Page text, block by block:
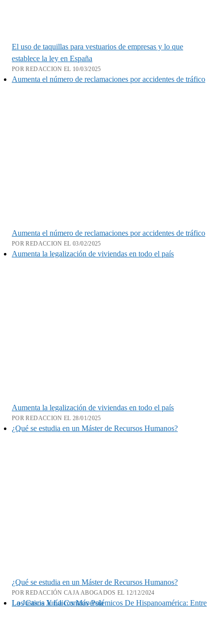
El uso de taquillas para vestuarios de empresas y lo que
establece la ley en España
POR REDACCION EL 10/03/2025
Aumenta el número de reclamaciones por accidentes de tráfico
Aumenta el número de reclamaciones por accidentes de tráfico
POR REDACCION EL 03/02/2025
Aumenta la legalización de viviendas en todo el país
Aumenta la legalización de viviendas en todo el país
POR REDACCION EL 28/01/2025
¿Qué se estudia en un Máster de Recursos Humanos?
¿Qué se estudia en un Máster de Recursos Humanos?
POR REDACCIÓN CAJA ABOGADOS EL 12/12/2024
Los Casos Jurídicos Más Polémicos De Hispanoamérica: Entre La Justicia Y La Controversia